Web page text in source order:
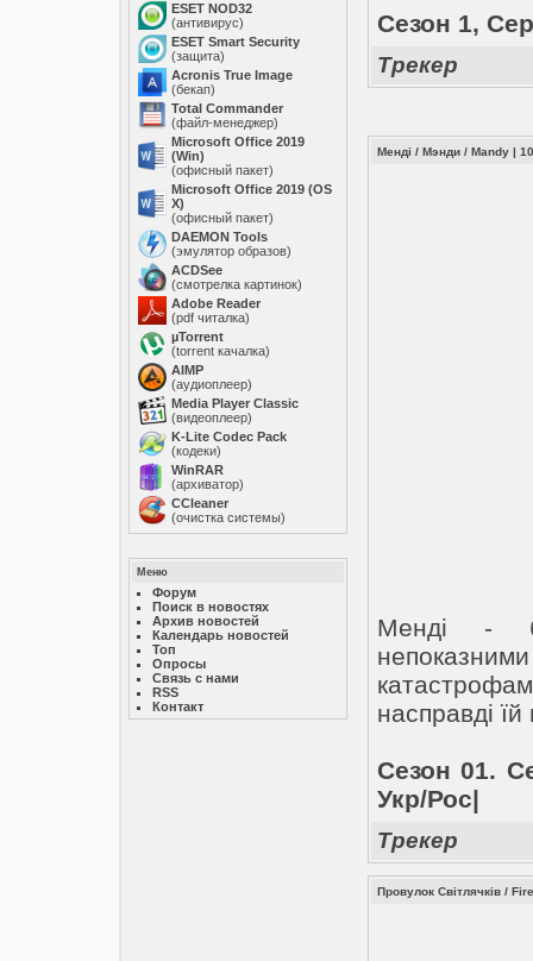
ESET NOD32
(антивирус)
ESET Smart Security
(защита)
Acronis True Image
(бекап)
Total Commander
(файл-менеджер)
Microsoft Office 2019
(Win)
(офисный пакет)
Microsoft Office 2019 (OS
X)
(офисный пакет)
DAEMON Tools
(эмулятор образов)
ACDSee
(смотрелка картинок)
Adobe Reader
(pdf читалка)
µTorrent
(torrent качалка)
AIMP
(аудиоплеер)
Media Player Classic
(видеоплеер)
K-Lite Codec Pack
(кодеки)
WinRAR
(архиватор)
ССleaner
(очистка системы)
Меню
Форум
Поиск в новостях
Архив новостей
Календарь новостей
Топ
Опросы
Связь с нами
RSS
Контакт
Сезон 1,
Трекер
Менді / Мэнди / Mandy |
Менді -
насправді
Сезон 01.
Укр/Рос|
Трекер
Провулок Світлячків /